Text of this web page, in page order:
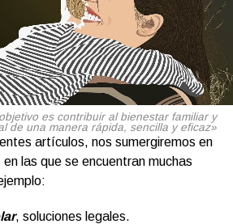
es contribuir al bienestar familiar y
de una manera rápida, sencilla y eficaz»
artículos, nos sumergiremos en
las que se encuentran muchas
, soluciones legales.